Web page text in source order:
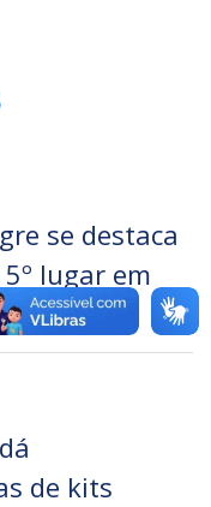
se destaca
lugar em
de kits